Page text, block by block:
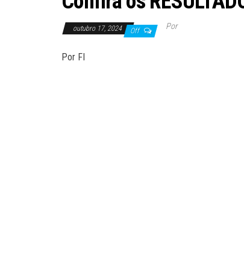
outubro 17, 2024 Off Por
Por FI